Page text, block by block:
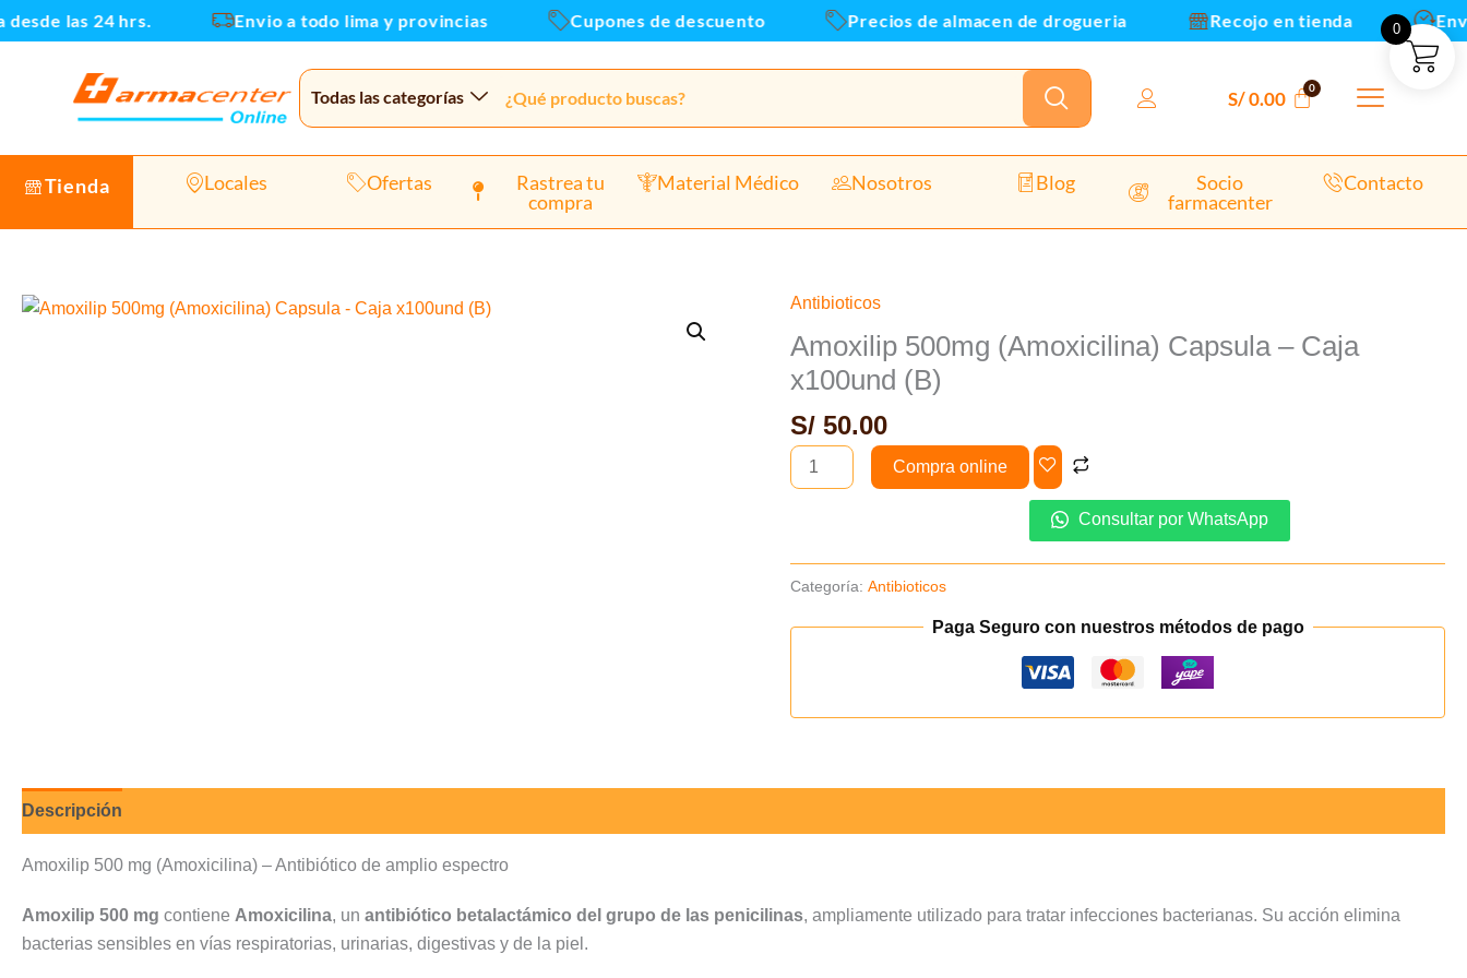
al
las 24 hrs. Envio a todo lima y provincias Cupones de descuento Precios de almacen de drogueria Recojo en tienda
Todas las categorías S/0.00
Tienda Locales Ofertas
Rastrea tu
compra
Material Médico Nosotros Blog
Socio
farmacenter
Contacto
Antibioticos
Amoxilip 500mg (Amoxicilina) Capsula – Caja
x100und (B)
S/ 50.00
Amoxilip
500mg
(Amoxicilina)
Capsula
-
Caja
x100und
Compra online
Consultar por WhatsApp
Categoría:Antibioticos
Paga Seguro con nuestros métodos de pago
Descripción
Amoxilip 500 mg (Amoxicilina) – Antibiótico de amplio espectro
Amoxilip 500 mg contiene Amoxicilina, un antibiótico betalactámico del grupo de las penicilinas, ampliamente utilizado para tratar infecciones bacterianas. Su acción elimina
bacterias sensibles en vías respiratorias, urinarias, digestivas y de la piel.
0
x100und
cantidad